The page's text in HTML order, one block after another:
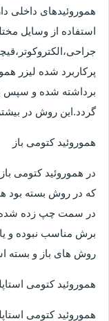
هموروئیدهای داخلی
استفاده از وسایل
پرکاربرد شده لیزر
برداشته شده و سپس
گردد.این روش در
هموروئید کتومی باز
در هموروئید کتومی
که در روش بسته بود
در سمت چپ زده شده
برش مناسب نبوده و
روش های باز و بسته
هموروئید کتومی
هموروئید کتومی